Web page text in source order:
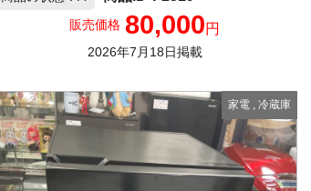
販売価格 80,000円
2026年7月18日掲載
家電, 冷蔵庫